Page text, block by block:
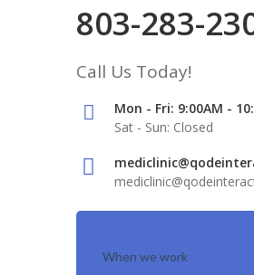
803-283-
Call Us Today!
Mon - Fri: 9:00AM -
Sat - Sun: Closed
When we work